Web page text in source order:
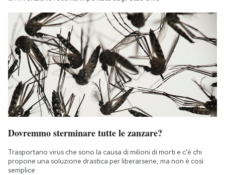
Dovremmo sterminare tutte le zanzare?
Trasportano virus che sono la causa di milioni di morti e c'è chi
propone una soluzione drastica per liberarsene, ma non è così
semplice